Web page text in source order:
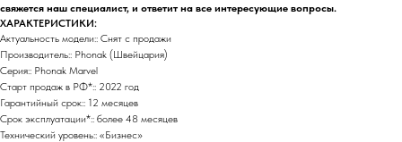
свяжется наш специалист, и ответит на все интересующие вопросы.
ХАРАКТЕРИСТИКИ:
Актуальность модели:: Снят с продажи
Производитель:: Phonak (Швейцария)
Серия:: Phonak Marvel
Старт продаж в РФ*:: 2022 год
Гарантийный срок:: 12 месяцев
Срок эксплуатации*:: более 48 месяцев
Технический уровень:: «Бизнес»